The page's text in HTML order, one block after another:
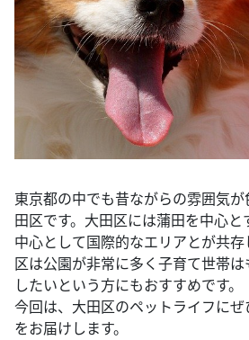
東京都の中でも昔ながらの雰囲気
田区です。大田区には蒲田を中心
中心として国際的なエリアとが共
区は公園が非常に多く子育て世帯
したいという方にもおすすめです。
今回は、大田区のペットライフに
をお届けします。